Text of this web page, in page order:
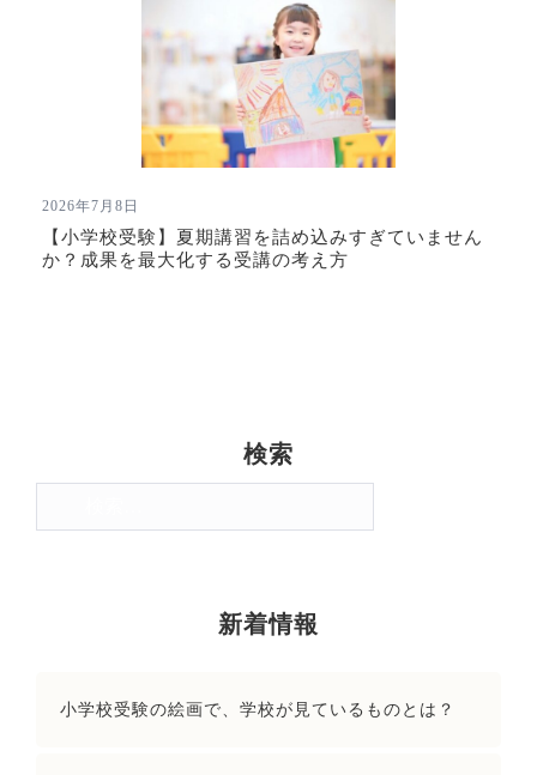
2026年7月8日
【小学校受験】夏期講習を詰め込みすぎていません
か？成果を最大化する受講の考え方
検索
索:
新着情報
小学校受験の絵画で、学校が見ているものとは？